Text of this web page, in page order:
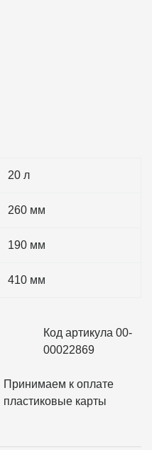
20 л
260 мм
190 мм
410 мм
Код артикула 00-
00022869
Принимаем к оплате
пластиковые карты